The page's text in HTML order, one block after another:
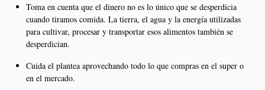
Toma en cuenta que el dinero no es lo único que se desperdicia
cuando tiramos comida. La tierra, el agua y la energía utilizadas
para cultivar, procesar y transportar esos alimentos también se
desperdician.
Cuida el plantea aprovechando todo lo que compras en el super o
en el mercado.